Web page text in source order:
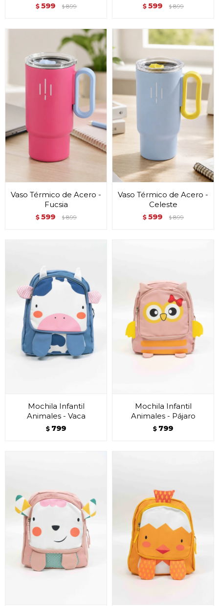
$ 599 $ 899 $ 599 $ 899
Vaso Térmico de Acero -
Fucsia
$ 599 $ 899
Vaso Térmico de Acero -
Celeste
$ 599 $ 899
Mochila Infantil
Animales - Vaca
$ 799
Mochila Infantil
Animales - Pájaro
$ 799